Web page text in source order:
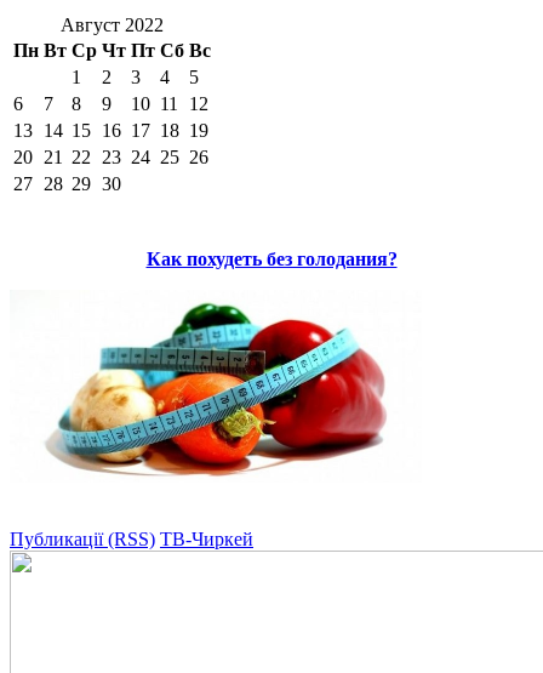
Август 2022
Пн Вт Ср Чт Пт Сб Вс
1
2 3 4
5
6
7 8 9 10 11
12
13 14 15 16 17 18 19
20 21 22 23 24 25 26
27 28 29 30
Как похудеть без голодания?
Публикації (RSS) ТВ-Чиркей